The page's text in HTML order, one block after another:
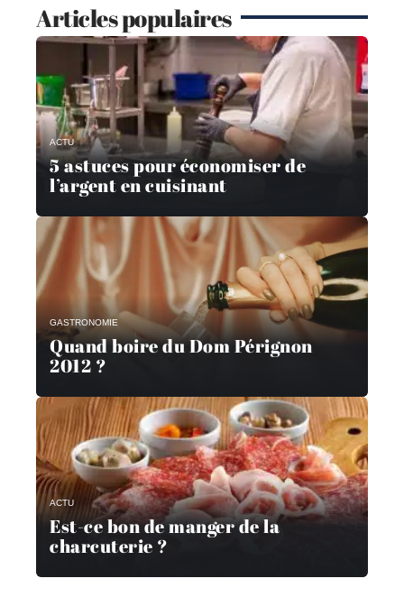
Articles populaires
ACTU
5 astuces pour économiser de
l’argent en cuisinant
GASTRONOMIE
Quand boire du Dom Pérignon
2012 ?
ACTU
Est-ce bon de manger de la
charcuterie ?